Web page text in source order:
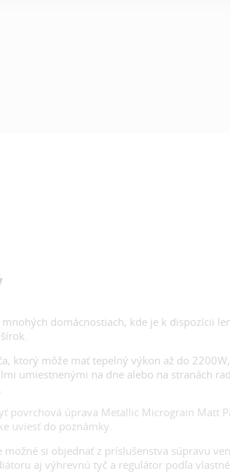
domácnostiach, kde je k dispozícii
ktorý môže mať tepelný výkon až do
umiestnenými na dne alebo na stranách
povrchová úprava Metallic Micrograin Matt
uviesť do poznámky.
možné si objednať z príslušenstva súpravu
aj výhrevnú tyč a regulátor podľa